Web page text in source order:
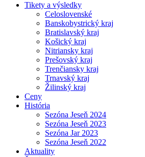
Tikety a výsledky
Celoslovenské
Banskobystrický kraj
Bratislavský kraj
Košický kraj
Nitriansky kraj
Prešovský kraj
Trenčiansky kraj
Trnavský kraj
Žilinský kraj
Ceny
História
Sezóna Jeseň 2024
Sezóna Jeseň 2023
Sezóna Jar 2023
Sezóna Jeseň 2022
Aktuality